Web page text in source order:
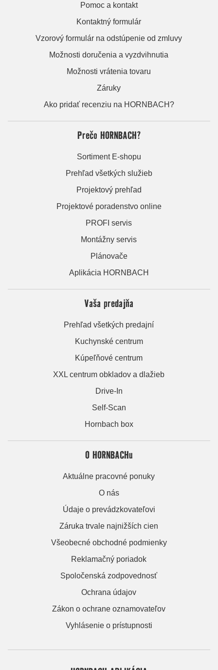
Pomoc a kontakt
Kontaktný formulár
Vzorový formulár na odstúpenie od zmluvy
Možnosti doručenia a vyzdvihnutia
Možnosti vrátenia tovaru
Záruky
Ako pridať recenziu na HORNBACH?
Prečo HORNBACH?
Sortiment E-shopu
Prehľad všetkých služieb
Projektový prehľad
Projektové poradenstvo online
PROFI servis
Montážny servis
Plánovače
Aplikácia HORNBACH
Vaša predajňa
Prehľad všetkých predajní
Kuchynské centrum
Kúpeľňové centrum
XXL centrum obkladov a dlažieb
Drive-In
Self-Scan
Hornbach box
O HORNBACHu
Aktuálne pracovné ponuky
O nás
Údaje o prevádzkovateľovi
Záruka trvale najnižších cien
Všeobecné obchodné podmienky
Reklamačný poriadok
Spoločenská zodpovednosť
Ochrana údajov
Zákon o ochrane oznamovateľov
Vyhlásenie o prístupnosti